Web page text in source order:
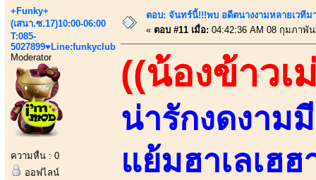
+Funky+
(เสนา.ซ.17)10:00-06:00
T:085-
5027899♥Line:funkyclub
Moderator
ความหื่น : 0
ออฟไลน์
ตอบ: จันทร์นี้!!!พบ อดีตนางงามหลายเวที
« ตอบ #11 เมื่อ: 04:42:36 AM 08 กุมภาพั
((น้องข้าวเ
น่ารักงดงาม
แย้มฮาเลเฮ